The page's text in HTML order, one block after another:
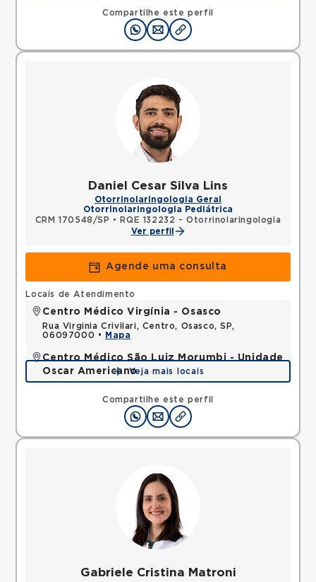
Compartilhe este perfil
Daniel Cesar Silva Lins
Otorrinolaringologia Geral
Otorrinolaringologia Pediátrica
CRM 170548/SP •
RQE 132232 - Otorrinolaringologia
Ver perfil
Agende uma consulta
Compartilhe este perfil
Locais de Atendimento
Centro Médico Virgínia - Osasco
Rua Virginia Crivilari, Centro, Osasco, SP,
06097000 •
Mapa
Centro Médico São Luiz Morumbi - Unidade
Oscar Americano
Rua Engenheiro Oscar Americano, Morumbi, Sao
Paulo, SP, 05673050 •
Mapa
Veja mais locais
Gabriele Cristina Matroni